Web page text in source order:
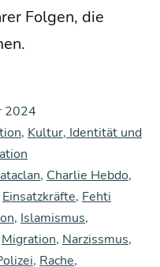
Fol­gen, die
2024
, Kultur, Identität und
, Charlie Hebdo,
Einsatzkräfte, Fehti
, Islamismus,
Migration, Narzissmus,
, Rache,